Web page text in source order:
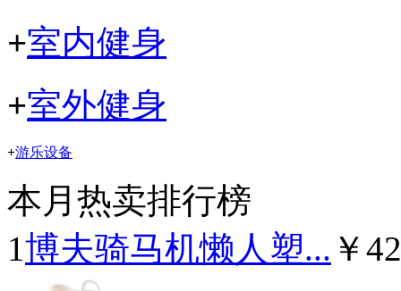
+室内健身
+室外健身
+游乐设备
本月热卖排行榜
1博夫骑马机懒人塑... ￥